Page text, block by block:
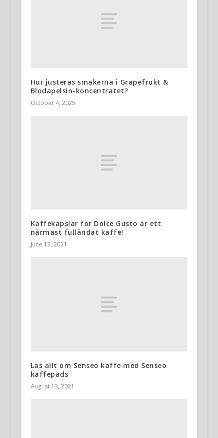
Hur justeras smakerna i Grapefrukt &
Blodapelsin-koncentratet?
October 4, 2025
Kaffekapslar för Dolce Gusto är ett
närmast fulländat kaffe!
June 13, 2021
Läs allt om Senseo kaffe med Senseo
kaffepads
August 13, 2021